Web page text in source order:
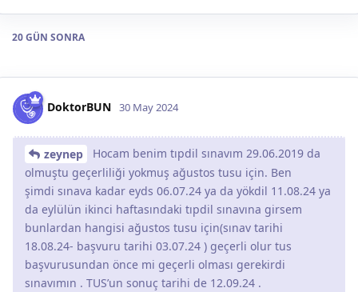
20 GÜN SONRA
DoktorBUN 30 May 2024
zeynep
Hocam benim tıpdil sınavım 29.06.2019 da
olmuştu geçerliliği yokmuş ağustos tusu için. Ben
şimdi sınava kadar eyds 06.07.24 ya da yökdil 11.08.24 ya
da eylülün ikinci haftasındaki tıpdil sınavına girsem
bunlardan hangisi ağustos tusu için(sınav tarihi
18.08.24- başvuru tarihi 03.07.24 ) geçerli olur tus
başvurusundan önce mi geçerli olması gerekirdi
sınavımın . TUS’un sonuç tarihi de 12.09.24 .